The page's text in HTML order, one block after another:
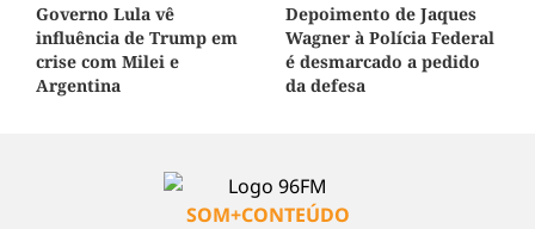
Governo Lula vê
influência de Trump em
crise com Milei e
Argentina
Depoimento de Jaques
Wagner à Polícia Federal
é desmarcado a pedido
da defesa
SOM+CONTEÚDO